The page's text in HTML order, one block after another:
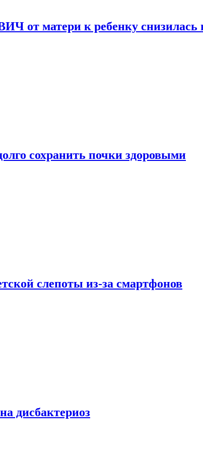
от матери к ребенку снизилась
сохранить почки здоровыми
слепоты из-за смартфонов
дисбактериоз